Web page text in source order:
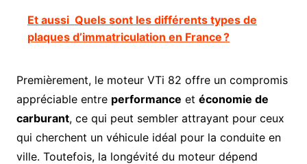
Et aussi Quels sont les différents types de
plaques d’immatriculation en France ?
Premièrement, le moteur VTi 82 offre un compromis
appréciable entre performance et économie de
carburant, ce qui peut sembler attrayant pour ceux
qui cherchent un véhicule idéal pour la conduite en
ville. Toutefois, la longévité du moteur dépend